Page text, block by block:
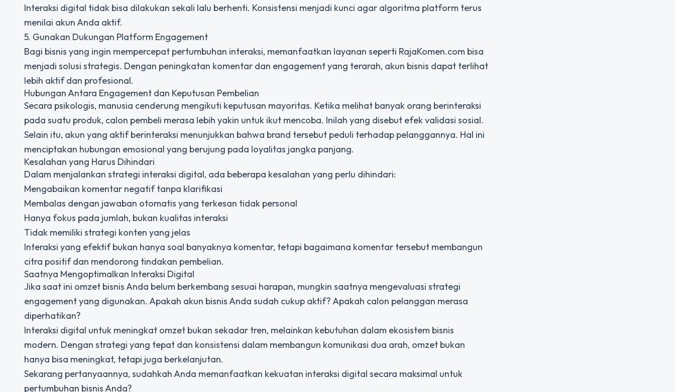
Interaksi digital tidak bisa dilakukan sekali lalu berhenti. Konsistensi menjadi kunci agar algoritma platform terus
menilai akun Anda aktif.
5. Gunakan Dukungan Platform Engagement
Bagi bisnis yang ingin mempercepat pertumbuhan interaksi, memanfaatkan layanan seperti RajaKomen.com bisa
menjadi solusi strategis. Dengan peningkatan komentar dan engagement yang terarah, akun bisnis dapat terlihat
lebih aktif dan profesional.
Hubungan Antara Engagement dan Keputusan Pembelian
Secara psikologis, manusia cenderung mengikuti keputusan mayoritas. Ketika melihat banyak orang berinteraksi
pada suatu produk, calon pembeli merasa lebih yakin untuk ikut mencoba. Inilah yang disebut efek validasi sosial.
Selain itu, akun yang aktif berinteraksi menunjukkan bahwa brand tersebut peduli terhadap pelanggannya. Hal ini
menciptakan hubungan emosional yang berujung pada loyalitas jangka panjang.
Kesalahan yang Harus Dihindari
Dalam menjalankan strategi interaksi digital, ada beberapa kesalahan yang perlu dihindari:
Mengabaikan komentar negatif tanpa klarifikasi
Membalas dengan jawaban otomatis yang terkesan tidak personal
Hanya fokus pada jumlah, bukan kualitas interaksi
Tidak memiliki strategi konten yang jelas
Interaksi yang efektif bukan hanya soal banyaknya komentar, tetapi bagaimana komentar tersebut membangun
citra positif dan mendorong tindakan pembelian.
Saatnya Mengoptimalkan Interaksi Digital
Jika saat ini omzet bisnis Anda belum berkembang sesuai harapan, mungkin saatnya mengevaluasi strategi
engagement yang digunakan. Apakah akun bisnis Anda sudah cukup aktif? Apakah calon pelanggan merasa
diperhatikan?
Interaksi digital untuk meningkat omzet bukan sekadar tren, melainkan kebutuhan dalam ekosistem bisnis
modern. Dengan strategi yang tepat dan konsistensi dalam membangun komunikasi dua arah, omzet bukan
hanya bisa meningkat, tetapi juga berkelanjutan.
Sekarang pertanyaannya, sudahkah Anda memanfaatkan kekuatan interaksi digital secara maksimal untuk
pertumbuhan bisnis Anda?